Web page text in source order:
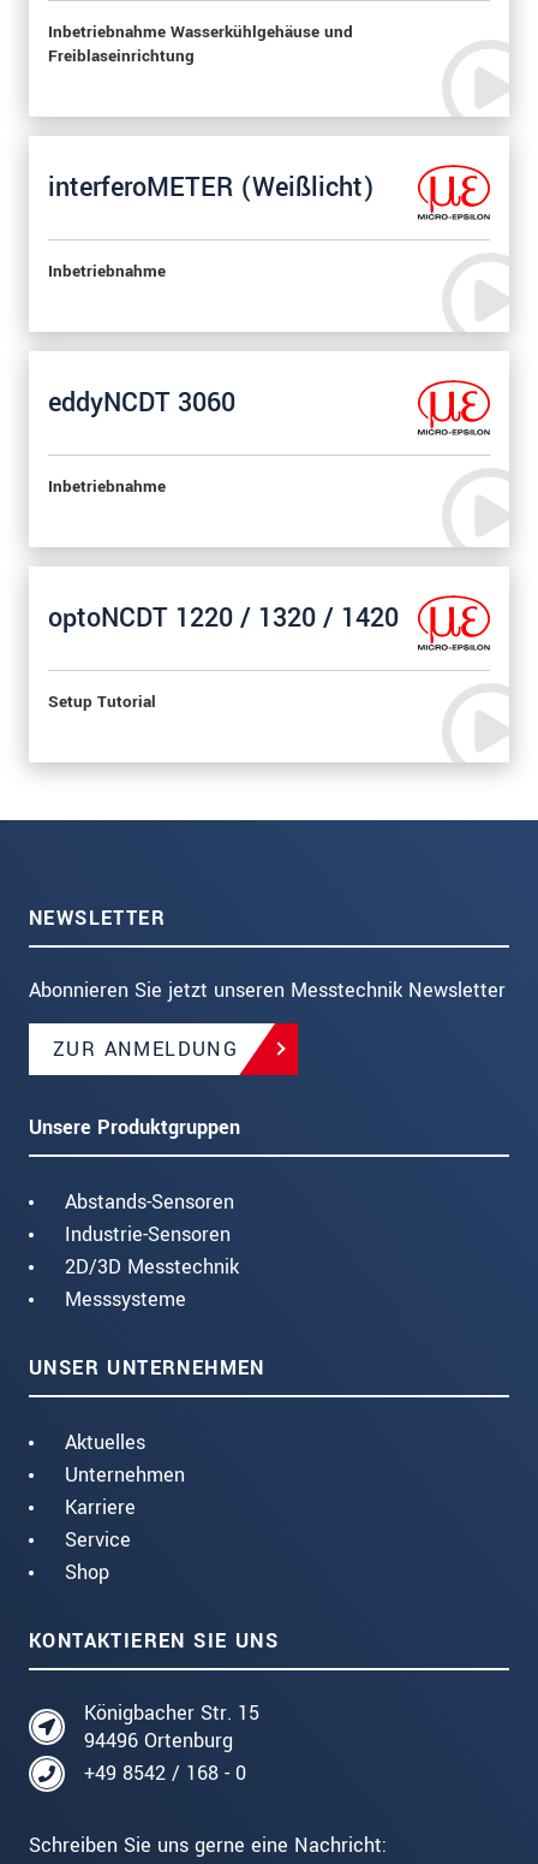
Inbetriebnahme Wasserkühlgehäuse und
Freiblaseinrichtung
interferoMETER (Weißlicht)
Inbetriebnahme
eddyNCDT 3060
Inbetriebnahme
optoNCDT 1220 / 1320 / 1420
Setup Tutorial
NEWSLETTER
Abonnieren Sie jetzt unseren Messtechnik Newsletter
ZUR ANMELDUNG
Unsere Produktgruppen
Abstands-Sensoren
Industrie-Sensoren
2D/3D Messtechnik
Messsysteme
UNSER UNTERNEHMEN
Aktuelles
Unternehmen
Karriere
Service
Shop
KONTAKTIEREN SIE UNS
Königbacher Str. 15
94496 Ortenburg
+49 8542 / 168 - 0
Schreiben Sie uns gerne eine Nachricht: